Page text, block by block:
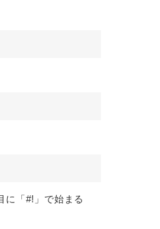
に「#!」で始まる